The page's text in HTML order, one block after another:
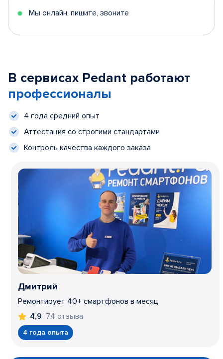
Мы онлайн, пишите, звоните
В сервисах Pedant работают
профессионалы
4 года средний опыт
Аттестация со строгими стандартами
Контроль качества каждого заказа
Дмитрий
Ремонтирует 40+ смартфонов в месяц
4,9 74 отзыва
4 года опыта